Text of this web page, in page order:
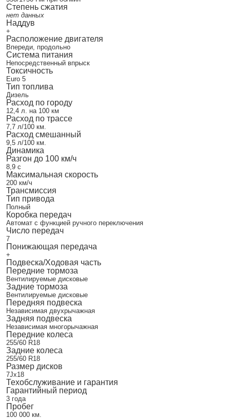
Степень сжатия
нет данных
Наддув
+
Расположение двигателя
Впереди, продольно
Система питания
Непосредственный впрыск
Токсичность
Euro 5
Тип топлива
Дизель
Расход по городу
12,4 л. на 100 км
Расход по трассе
7,7 л/100 км.
Расход смешанный
9,5 л/100 км.
Динамика
Разгон до 100 км/ч
8,9 с
Максимальная скорость
200 км/ч
Трансмиссия
Тип привода
Полный
Коробка передач
Автомат с функцией ручного переключения
Число передач
7
Понижающая передача
+
Подвеска/Ходовая часть
Передние тормоза
Вентилируемые дисковые
Задние тормоза
Вентилируемые дисковые
Передняя подвеска
Независимая двухрычажная
Задняя подвеска
Независимая многорычажная
Передние колеса
255/60 R18
Задние колеса
255/60 R18
Размер дисков
7Jx18
Техобслуживание и гарантия
Гарантийный период
3 года
Пробег
100 000 км.